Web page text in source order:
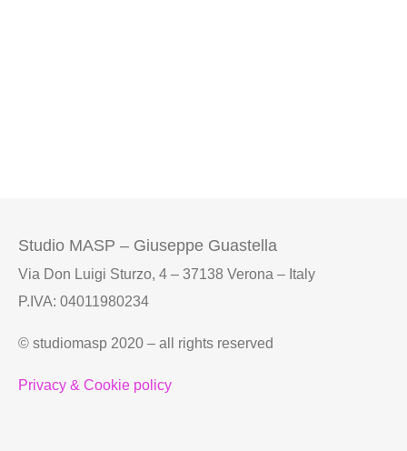
Studio MASP – Giuseppe Guastella
Via Don Luigi Sturzo, 4 – 37138 Verona – Italy
P.IVA: 04011980234
© studiomasp 2020 – all rights reserved
Privacy & Cookie policy